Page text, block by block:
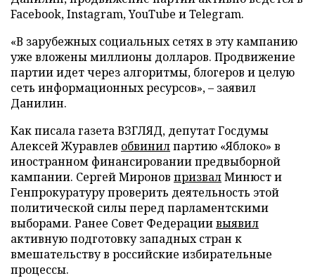
Facebook, Instagram, YouTube и Telegram.
«В зарубежных социальных сетях в эту кампанию
уже вложены миллионы долларов. Продвижение
партии идет через алгоритмы, блогеров и целую
сеть информационных ресурсов», – заявил
Данилин.
Как писала газета ВЗГЛЯД, депутат Госдумы
Алексей Журавлев обвинилпартию «Яблоко» в
иностранном финансировании предвыборной
кампании. Сергей Миронов призвалМинюст и
Генпрокуратуру проверить деятельность этой
политической силы перед парламентскими
выборами. Ранее Совет Федерациивыявил
активную подготовку западных стран к
вмешательству в российские избирательные
процессы.